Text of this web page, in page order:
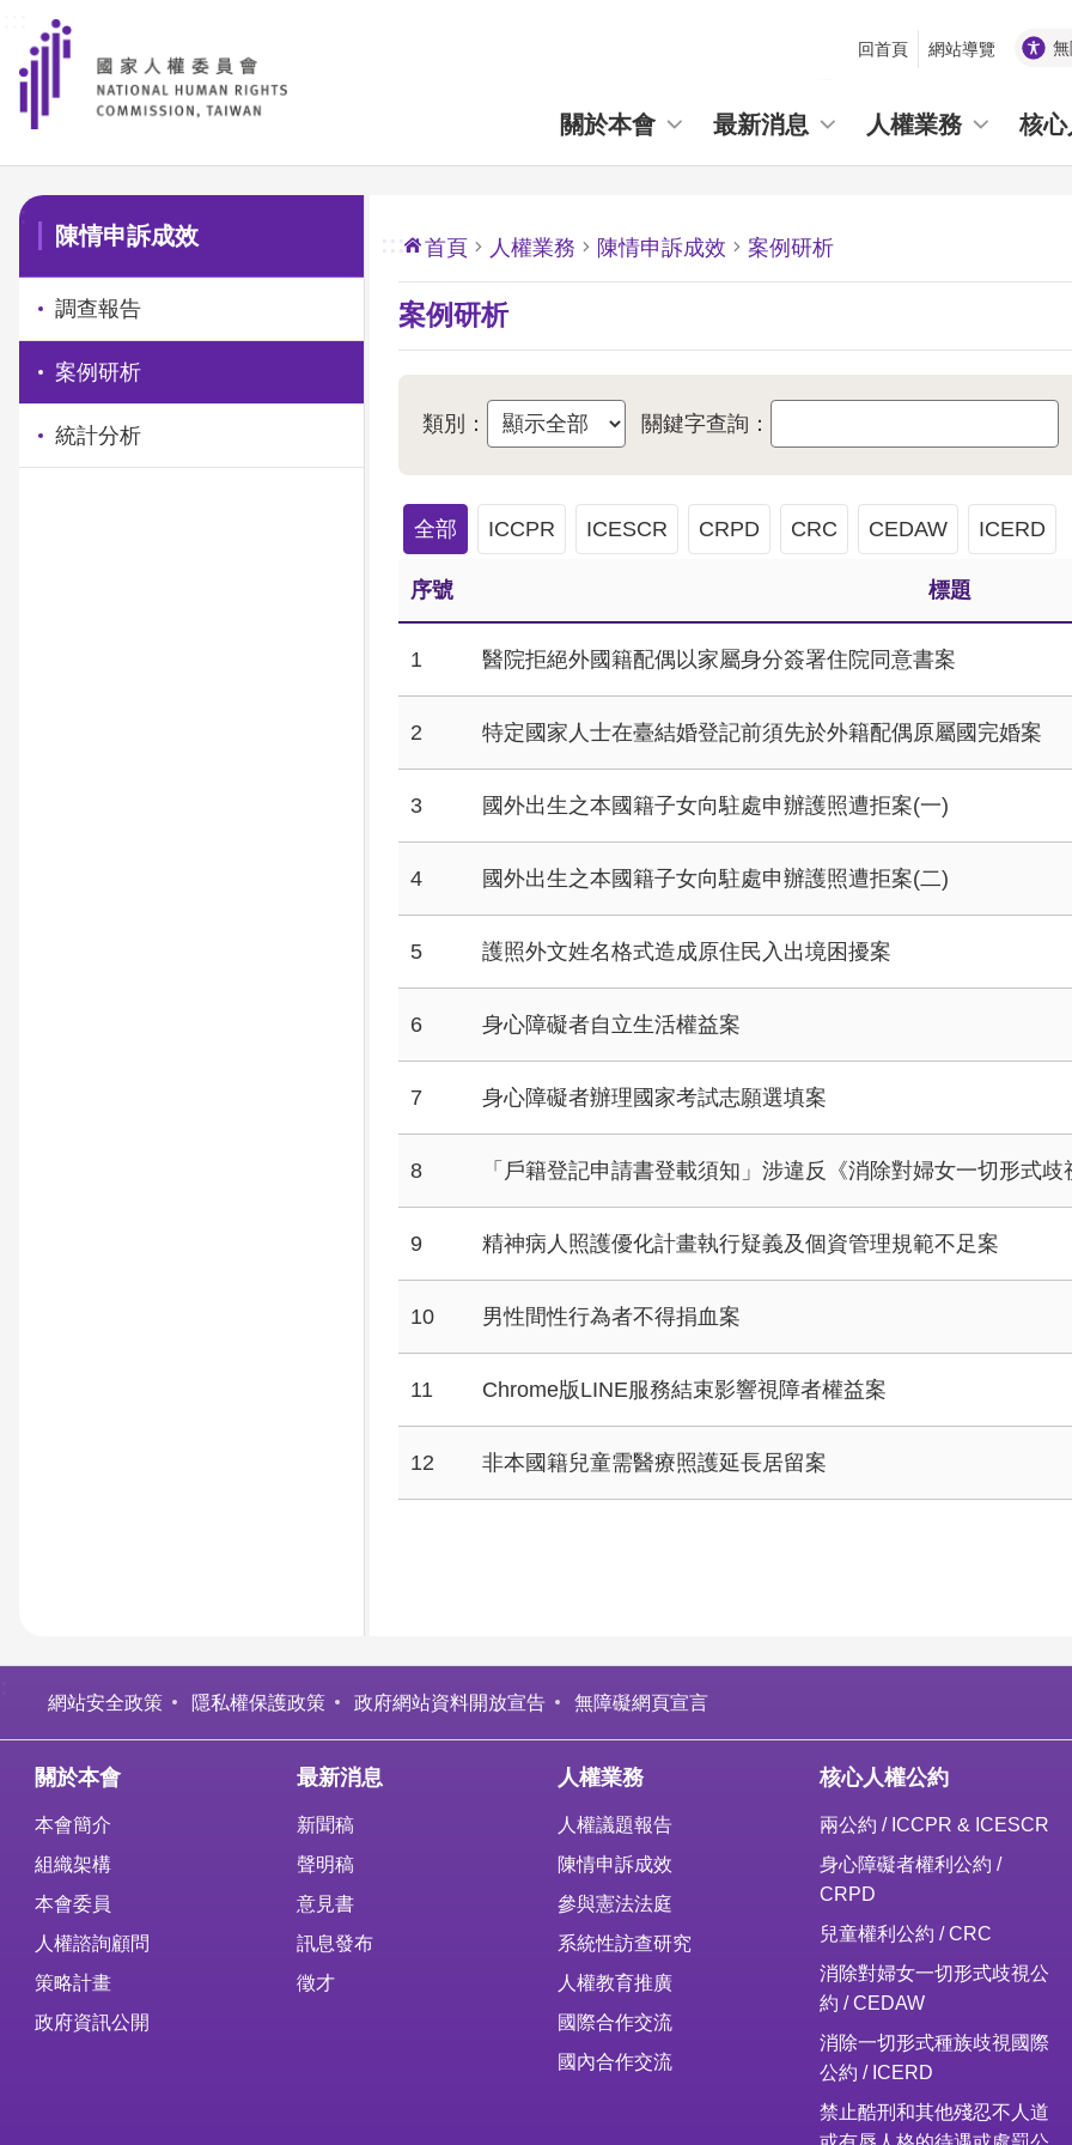
前往主要內容區塊
回首頁 網站導覽
關於本會 最新消息 人權業務 核
:::
陳情申訴成效
調查報告
案例研析
統計分析
::: 首頁 人權業務 陳情申訴成效 案例研析
案例研析
類別： 關鍵字查詢：
全部 ICCPR ICESCR CRPD CRC CEDAW ICERD
序號 標題
1 醫院拒絕外國籍配偶以家屬身分簽署住院同意書案
2 特定國家人士在臺結婚登記前須先於外籍配偶原屬國完婚案
3 國外出生之本國籍子女向駐處申辦護照遭拒案(一)
4 國外出生之本國籍子女向駐處申辦護照遭拒案(二)
5 護照外文姓名格式造成原住民入出境困擾案
6 身心障礙者自立生活權益案
7 身心障礙者辦理國家考試志願選填案
8 「戶籍登記申請書登載須知」涉違反《消除對婦女一切形式
9 精神病人照護優化計畫執行疑義及個資管理規範不足案
10 男性間性行為者不得捐血案
11 Chrome版LINE服務結束影響視障者權益案
12 非本國籍兒童需醫療照護延長居留案
網站安全政策 隱私權保護政策 政府網站資料開放宣告 無障礙網頁宣言
關於本會
本會簡介
組織架構
本會委員
人權諮詢顧問
策略計畫
政府資訊公開
最新消息
新聞稿
聲明稿
意見書
訊息發布
徵才
人權業務
人權議題報告
陳情申訴成效
參與憲法法庭
系統性訪查研究
人權教育推廣
國際合作交流
國內合作交流
核心人權公約
兩公約 / ICCPR & ICESCR
身心障礙者權利公約 /
CRPD
兒童權利公約 / CRC
消除對婦女一切形式歧視公
約 / CEDAW
消除一切形式種族歧視國際
公約 / ICERD
禁止酷刑和其他殘忍不人道